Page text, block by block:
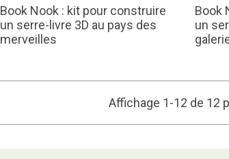
Book Nook : kit pour construire
un serre-livre 3D au pays des
merveilles
Book
un
Affichage 1-12 de 12